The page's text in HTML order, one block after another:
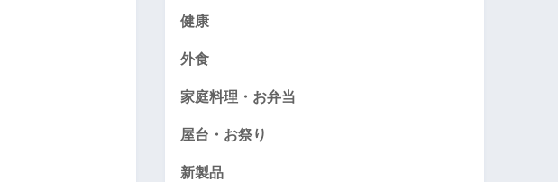
健康
外食
家庭料理・お弁当
屋台・お祭り
新製品